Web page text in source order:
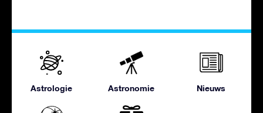
Astrologie Astronomie Nieuws